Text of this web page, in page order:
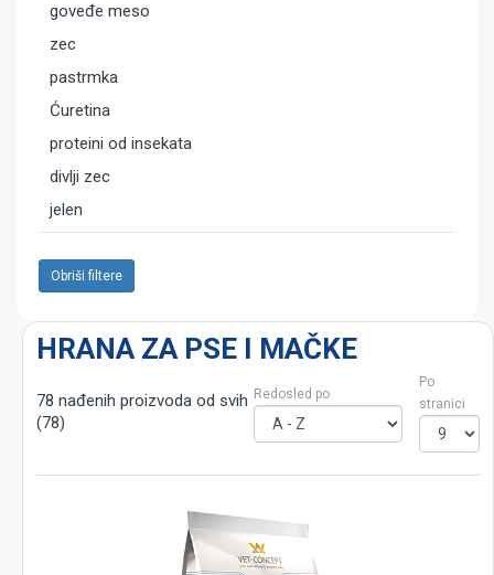
goveđe meso
zec
pastrmka
Ćuretina
proteini od insekata
divlji zec
jelen
Obriši filtere
HRANA ZA PSE I MAČKE
78 nađenih proizvoda od svih
(78)
Redosled po
Po
stranici